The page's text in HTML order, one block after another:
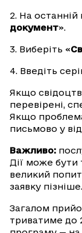
2. На останній
документ».
3. Виберіть «
4. Введіть
Якщо
перевірені,
Якщо
письмово у
Важливо:
Дії може бути
великий
заявку пізніше.
Загалом
триватиме до